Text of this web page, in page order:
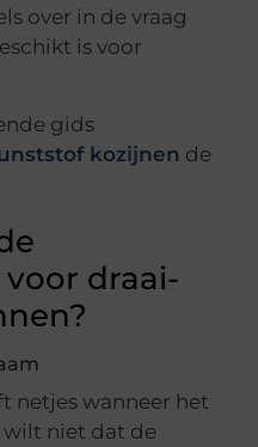
over in de vraag
is voor
gids
kozijnen de
draai-
netjes wanneer het
wilt niet dat de